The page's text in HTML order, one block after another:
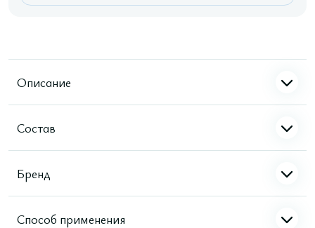
Описание
Состав
Бренд
Способ применения